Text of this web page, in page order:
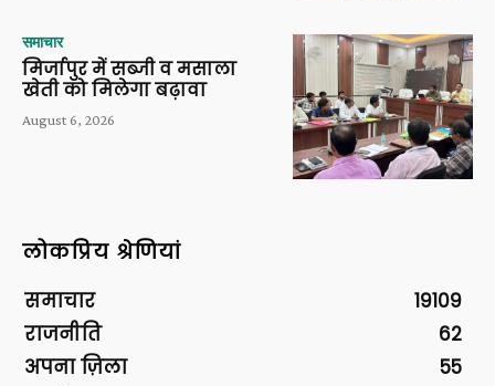
समाचार
मिर्जापुर में सब्जी व मसाला
खेती को मिलेगा बढ़ावा
August 6, 2026
लोकप्रिय श्रेणियां
समाचार
19109
राजनीति
62
अपना ज़िला
55